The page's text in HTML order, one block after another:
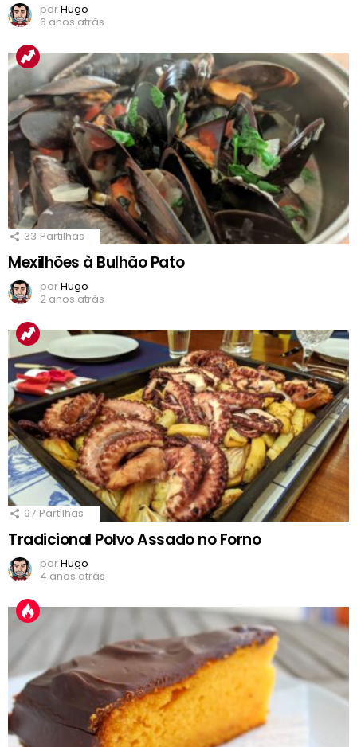
porHugo
6 anos atrás
33 Partilhas
Mexilhões à Bulhão Pato
porHugo
2 anos atrás
97 Partilhas
Tradicional Polvo Assado no Forno
porHugo
4 anos atrás